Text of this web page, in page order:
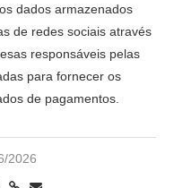
dados armazenados
de redes sociais através
responsáveis pelas
para fornecer os
de pagamentos.
2026